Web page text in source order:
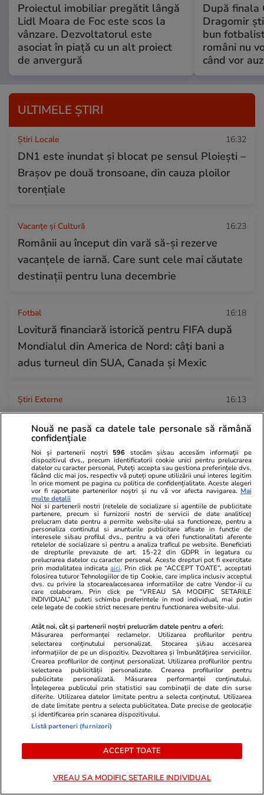
Proiectul imobiliar pregătit lângă
Lidl Moara de Foc este scos la
vânzare. Dezvoltatorul este
asociat în piață cu un alt proiect
de anvergură
După finala
Dragomir
bun
români nu
când vor
ULTIMELE ȘTIRI
Știri Locale 16:32
DN1 este inundat și blocat pe sensul Ploiești –
Brașov pe două tronsoane, din cauza ploilor
torențiale
Vacanțe și Cultură 16:23
Românii au început din vară să-și rezerve
vacanțele de iarnă. Care sunt cele mai căutate
destinații pentru luna decembrie
Fotbal 16:18
Lovitură financiară istorică pentru FIFA după
Mondialul din America de Nord: câți bani a
adus turneul din SUA, Canada și Mexic
Știri Externe 16:13
Andy Burnham, cunoscut ca „Regele Nordului”,
devine noul premier al Marii Britanii și promite
o guvernare „altfel”, cu un „plan pe zece ani”
Citește mai multe
TRENDING
Vacanțe și Cultură 19 iul.
Mesaje de Sfântul Ilie 2026. Urări și felicitări
de Sfântul Ilie 2026
Vacanțe și Cultură
Ce nume se sărbătoresc de Sfântul Ilie. Cui îi
spunem La Mulți Ani
Știri România 10:57
ANM a emis patru avertizări de caniculă și
vijelii. Harta zonelor vizate de avertizările
meteo de vreme extremă
Știri România
Nouă ne pasă ca datele tale personale să rămână
confidențiale
Noi și partenerii noștri 596 stocăm și/sau accesăm informații pe
dispozitivul dvs., precum identificatorii cookie unici pentru prelucrarea
datelor cu caracter personal. Puteți accepta sau gestiona preferințele dvs.
făcând clic mai jos, respectiv vă puteți opune utilizării unui interes legitim
în orice moment pe pagina cu politica de confidențialitate. Aceste alegeri
vor fi raportate partenerilor noștri și nu vă vor afecta navigarea. Mai
multe detalii
Noi si partenerii nostri (retelele de socializare si agentiile de publicitate
partenere, precum si furnizorii nostri de servicii de date analitice)
prelucram date pentru a permite website-ului sa functioneze, pentru a
personaliza continutul si anunturile publicitare afisate in functie de
interesele si/sau profilul dvs., pentru a va oferi functionalitati aferente
retelelor de socializare si pentru a analiza traficul pe website. Beneficiati
de drepturile prevazute de art. 15-22 din GDPR in legatura cu
prelucrarea datelor cu caracter personal. Aceste drepturi pot fi exercitate
prin modalitatea indicataaici. Prin click pe “ACCEPT TOATE”, acceptati
folosirea tuturor Tehnologiilor de tip Cookie, care implica inclusiv acceptul
dvs. cu privire la stocarea/accesarea informatiilor de catre Vendor-ii cu
care colaboram. Prin click pe “VREAU SA MODIFIC SETARILE
INDIVIDUAL” puteti schimba preferintele in mod individual, mai putin
cele legate de cookie strict necesare pentru functionarea website-ului.
Atât noi, cât și partenerii noștri prelucrăm datele pentru a oferi:
Măsurarea performanței reclamelor. Utilizarea profilurilor pentru
selectarea conținutului personalizat. Stocarea și/sau accesarea
informațiilor de pe un dispozitiv. Dezvoltarea și îmbunătățirea serviciilor.
Crearea profilurilor de conținut personalizat. Utilizarea profilurilor pentru
selectarea publicității personalizate. Crearea profilurilor pentru
publicitate personalizată. Măsurarea performanței conținutului.
Înțelegerea publicului prin statistici sau combinații de date din surse
diferite. Utilizarea datelor limitate pentru a selecta conținutul. Utilizarea
de date limitate pentru a selecta publicitatea. Date precise de geolocație
și identificarea prin scanarea dispozitivului.
Listă parteneri (furnizori)
ACCEPT TOATE
VREAU SA MODIFIC SETARILE INDIVIDUAL